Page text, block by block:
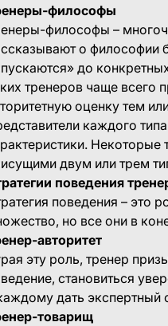
философы
философы –
о философии
до
тренеров чаще всего
оценку тем
каждого
двум или трем
поведения
поведения – это
но все они в
авторитет
эту роль, тренер
становиться
дать экспертный
товарищ